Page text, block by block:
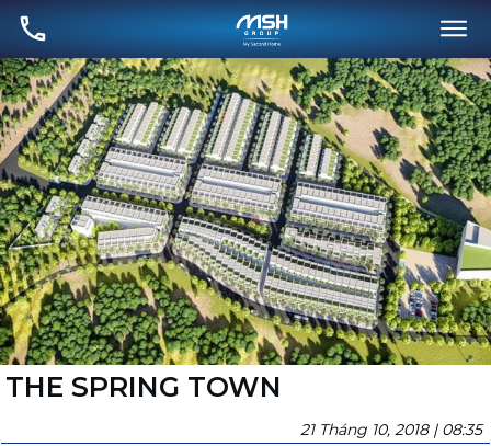
THE SPRING TOWN
21 Tháng 10, 2018 | 08:35